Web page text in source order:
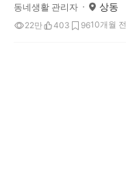
동네생활 관리자 상동
22만 403 9610개월 전